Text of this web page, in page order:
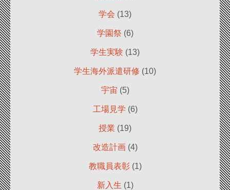
学会 (13)
学園祭 (6)
学生実験 (13)
学生海外派遣研修 (10)
宇宙 (5)
工場見学 (6)
授業 (19)
改造計画(4)
教職員表彰(1)
新入生 (1)